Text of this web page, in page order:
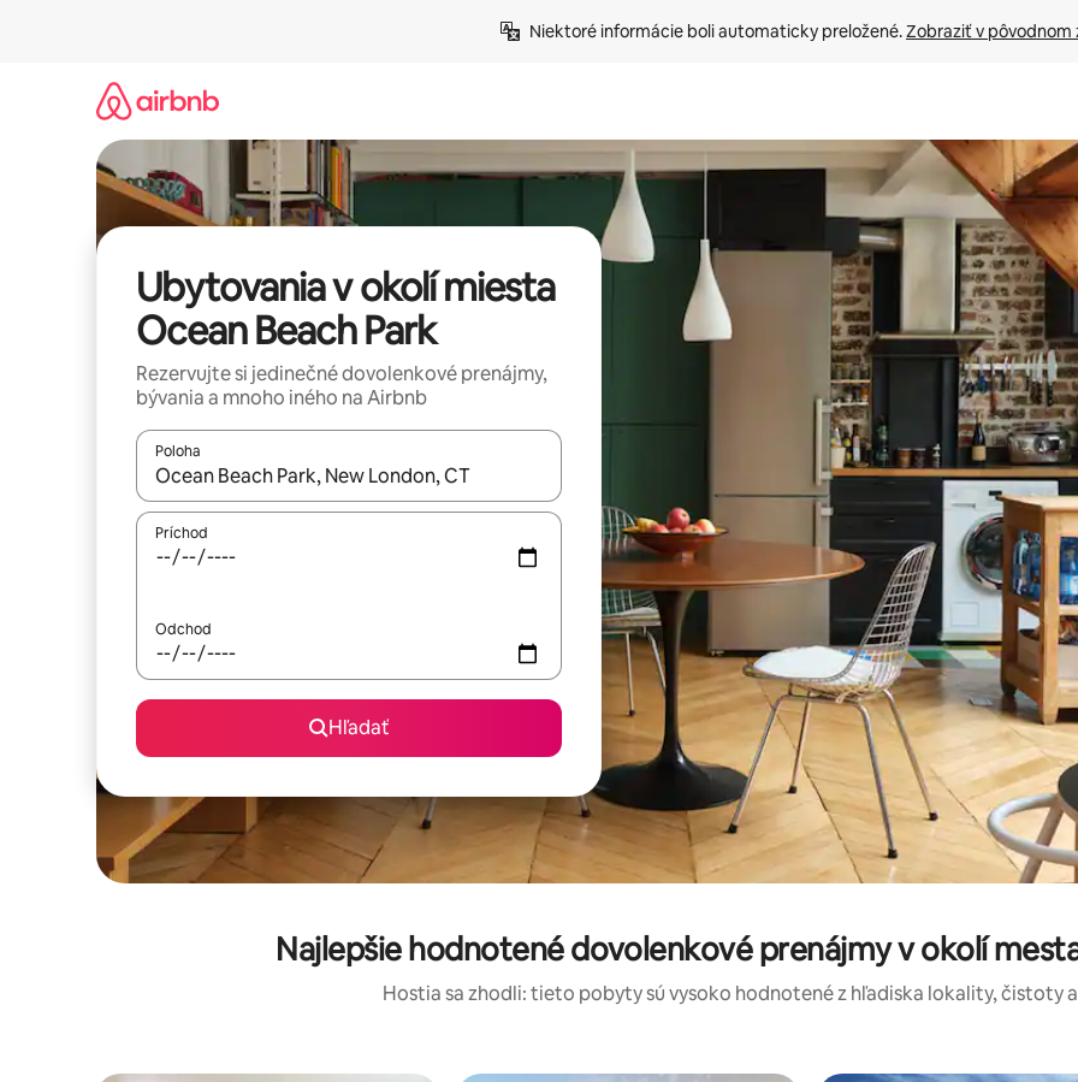
Niektoré informácie boli automaticky preložené. Zobraziť v pôvodnom
Ubytovania v okolí miesta
Ocean Beach Park
Rezervujte si jedinečné dovolenkové prenájmy,
bývania a mnoho iného na Airbnb
Poloha
Keď budú výsledky k dispozícii, môžete si ich prechádzať pomocou klávesov so šípkami nahor a nadol alebo ich
Príchod
Odchod
Hľadať
Najlepšie hodnotené dovolenkové prenájmy v okolí
Hostia sa zhodli: tieto pobyty sú vysoko hodnotené z hľadiska lokality, čistoty